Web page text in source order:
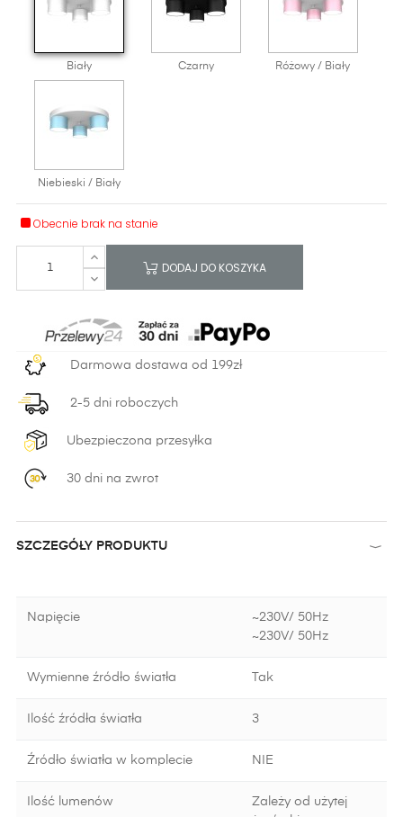
Biały Czarny Różowy / Biały
Niebieski / Biały
Obecnie brak na stanie
DODAJ DO KOSZYKA
Darmowa dostawa od 199zł
2-5 dni roboczych
Ubezpieczona przesyłka
30 dni na zwrot
SZCZEGÓŁY PRODUKTU
Napięcie
~230V/ 50Hz
~230V/ 50Hz
Wymienne źródło światła Tak
Ilość źródła światła 3
Źródło światła w komplecie NIE
Ilość lumenów
Zależy od użytej